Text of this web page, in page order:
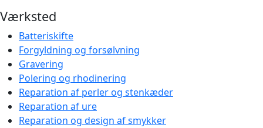
Værksted
Batteriskifte
Forgyldning og forsølvning
Gravering
Polering og rhodinering
Reparation af perler og stenkæder
Reparation af ure
Reparation og design af smykker